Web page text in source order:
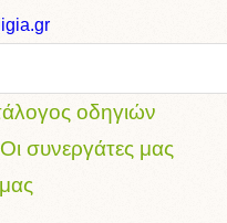
οδηγιών
Οι συνεργάτες μας